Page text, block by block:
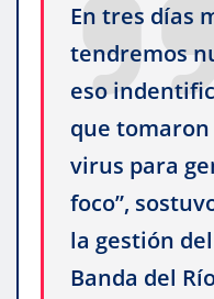
En tres días
tendremos
eso
que
virus para
foco”,
la gestión
Banda del